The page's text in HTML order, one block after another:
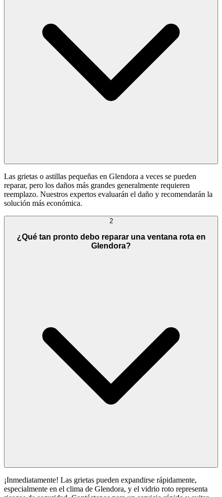
Las grietas o astillas pequeñas en Glendora a veces se pueden
reparar, pero los daños más grandes generalmente requieren
reemplazo. Nuestros expertos evaluarán el daño y recomendarán la
solución más económica.
2
¿Qué tan pronto debo reparar una ventana rota en
Glendora?
¡Inmediatamente! Las grietas pueden expandirse rápidamente,
especialmente en el clima de Glendora, y el vidrio roto representa